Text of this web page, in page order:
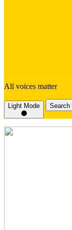
All voices matter
Light Mode Search